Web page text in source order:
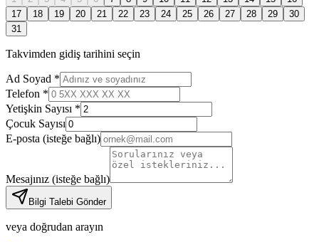
17
18 19 20 21 22 23 24 25 26 27 28 29
30
31
Takvimden gidiş tarihini seçin
Ad Soyad *
Telefon *
Yetişkin Sayısı *
Çocuk Sayısı
E-posta (isteğe bağlı)
Mesajınız (isteğe bağlı)
Bilgi Talebi Gönder
veya doğrudan arayın